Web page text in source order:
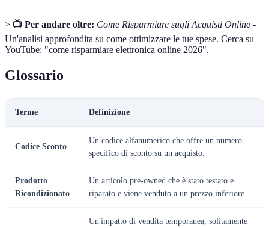
> 📺 Per andare oltre: Come Risparmiare sugli Acquisti Online -
Un'analisi approfondita su come ottimizzare le tue spese. Cerca su
YouTube: "come risparmiare elettronica online 2026".
Glossario
Terme Definizione
Codice Sconto
Un codice alfanumerico che offre un numero
specifico di sconto su un acquisto.
Prodotto
Ricondizionato
Un articolo pre-owned che è stato testato e
riparato e viene venduto a un prezzo inferiore.
Un'impatto di vendita temporanea, solitamente